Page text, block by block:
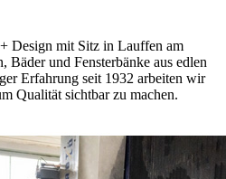
Design mit Sitz in Lauffen am
und Fensterbänke aus edlen
Erfahrung seit 1932 arbeiten wir
Qualität sichtbar zu machen.